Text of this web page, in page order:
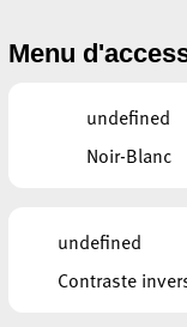
Menu
undefined
Noir-Blanc
undefined
Contraste